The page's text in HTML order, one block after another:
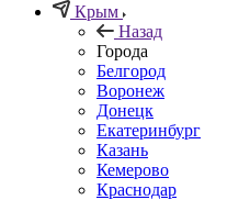
Крым
Назад
Города
Белгород
Воронеж
Донецк
Екатеринбург
Казань
Кемерово
Краснодар